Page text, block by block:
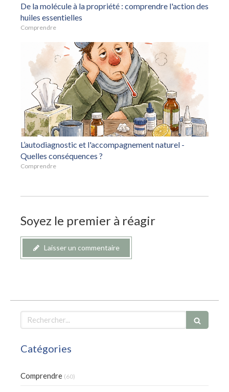
De la molécule à la propriété : comprendre l'action des
huiles essentielles
Comprendre
L’autodiagnostic et l'accompagnement naturel -
Quelles conséquences ?
Comprendre
Soyez le premier à réagir
Laisser un commentaire
Rechercher
Catégories
Comprendre (60)